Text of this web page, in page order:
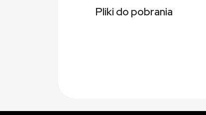
Pliki do pobrania